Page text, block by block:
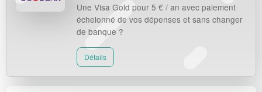
Une Visa Gold pour 5 € / an avec paiement
échelonné de vos dépenses et sans changer
de banque ?
Détails